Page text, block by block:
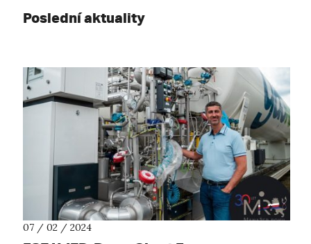
Poslední aktuality
07 / 02 / 2024